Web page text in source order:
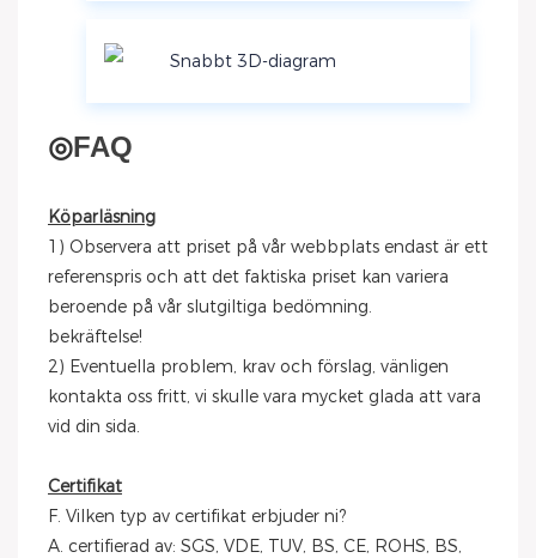
Snabbt 3D-diagram
◎FAQ
Köparläsning
1) Observera att priset på vår webbplats endast är ett
referenspris och att det faktiska priset kan variera
beroende på vår slutgiltiga bedömning.
bekräftelse!
2) Eventuella problem, krav och förslag, vänligen
kontakta oss fritt, vi skulle vara mycket glada att vara
vid din sida.
Certifikat
F. Vilken typ av certifikat erbjuder ni?
A. certifierad av: SGS, VDE, TUV, BS, CE, ROHS, BS,